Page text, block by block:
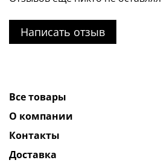
Написать отзыв
Все товары
О компании
Контакты
Доставка